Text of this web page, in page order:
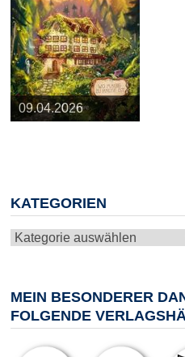
25.03.2026
09.04.2026
20.05.2026
10.06.2026
13.08.2026
KATEGORIEN
Kategorien
MEIN BESONDERER
FOLGENDE